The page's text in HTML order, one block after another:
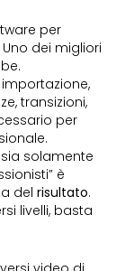
per
dei migliori
importazione,
transizioni,
per
solamente
è
del risultato.
livelli, basta